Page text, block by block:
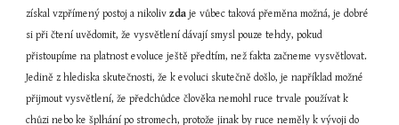
získal vzpřímený postoj a nikoliv zda je vůbec taková přeměna možná, je dobré
si při čtení uvědomit, že vysvětlení dávají smysl pouze tehdy, pokud
přistoupíme na platnost evoluce ještě předtím, než fakta začneme vysvětlovat.
Jedině z hlediska skutečnosti, že k evoluci skutečně došlo, je například možné
přijmout vysvětlení, že předchůdce člověka nemohl ruce trvale používat k
chůzi nebo ke šplhání po stromech, protože jinak by ruce neměly k vývoji do